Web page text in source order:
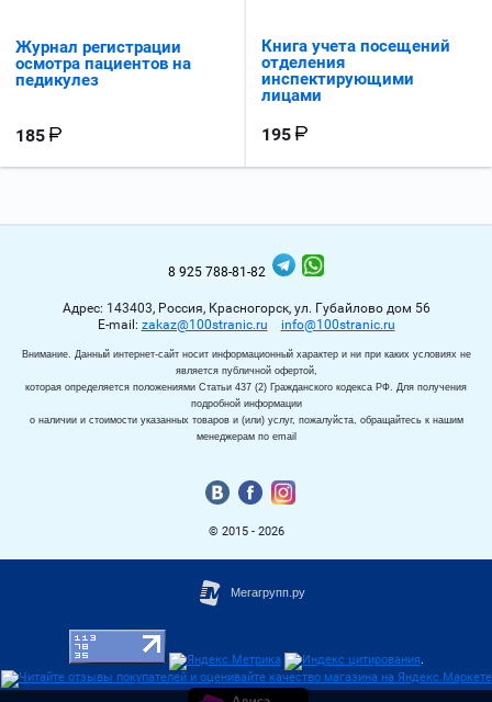
Журнал регистрации
осмотра пациентов на
педикулез
185
Книга учета посещений
отделения
инспектирующими
лицами
195
8 925 788-81-82
Адрес: 143403, Россия, Красногорск, ул. Губайлово дом 56
Е-mail: zakaz@100stranic.ru info@100stranic.ru
Внимание. Данный интернет-сайт носит информационный характер и ни при каких условиях не
является публичной офертой,
которая определяется положениями Статьи 437 (2) Гражданского кодекса РФ. Для получения
подробной информации
о наличии и стоимости указанных товаров и (или) услуг, пожалуйста, обращайтесь к нашим
менеджерам по email
© 2015 - 2026
.